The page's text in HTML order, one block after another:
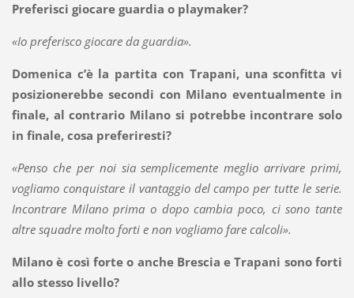
Preferisci giocare guardia o playmaker?
«Io preferisco giocare da guardia».
Domenica c’è la partita con Trapani, una sconfitta vi
posizionerebbe secondi con Milano eventualmente in
finale, al contrario Milano si potrebbe incontrare solo
in finale, cosa preferiresti?
«Penso che per noi sia semplicemente meglio arrivare primi,
vogliamo conquistare il vantaggio del campo per tutte le serie.
Incontrare Milano prima o dopo cambia poco, ci sono tante
altre squadre molto forti e non vogliamo fare calcoli».
Milano è così forte o anche Brescia e Trapani sono forti
allo stesso livello?